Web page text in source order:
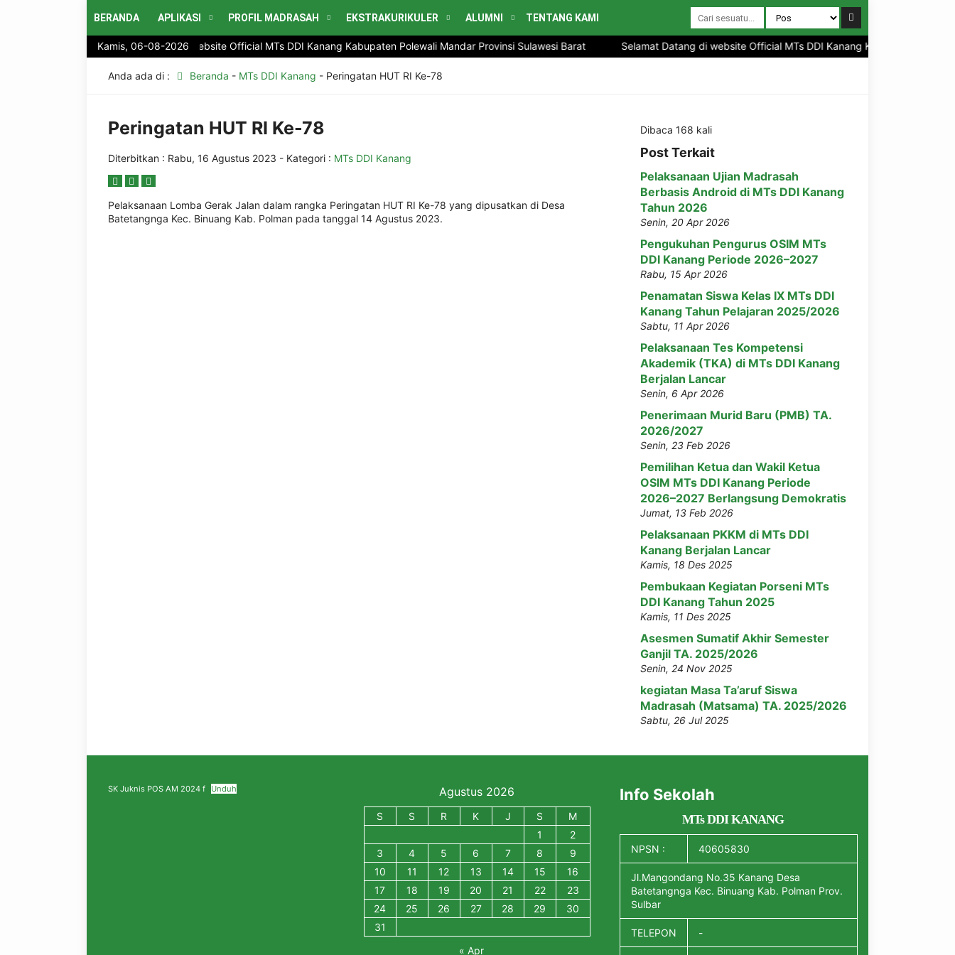
BERANDA APLIKASI PROFIL MADRASAH EKSTRAKURIKULER ALUMNI TENTANG KAMI
Kamis, 06-08-2026
Selamat Datang di website Official MTs DDI Kanang Kabupaten Polewali Mandar Provinsi Sulawesi Barat Selamat Datang di website Official MTs DDI Kanang Kabupaten Polewali
Anda ada di : Beranda - MTs DDI Kanang - Peringatan HUT RI Ke-78
Peringatan HUT RI Ke-78
Diterbitkan : Rabu, 16 Agustus 2023 - Kategori : MTs DDI Kanang
Pelaksanaan Lomba Gerak Jalan dalam rangka Peringatan HUT RI Ke-78 yang dipusatkan di Desa
Batetangnga Kec. Binuang Kab. Polman pada tanggal 14 Agustus 2023.
Dibaca 168 kali
Post Terkait
Pelaksanaan Ujian Madrasah
Berbasis Android di MTs DDI Kanang
Tahun 2026
Senin, 20 Apr 2026
Pengukuhan Pengurus OSIM MTs
DDI Kanang Periode 2026–2027
Rabu, 15 Apr 2026
Penamatan Siswa Kelas IX MTs DDI
Kanang Tahun Pelajaran 2025/2026
Sabtu, 11 Apr 2026
Pelaksanaan Tes Kompetensi
Akademik (TKA) di MTs DDI Kanang
Berjalan Lancar
Senin, 6 Apr 2026
Penerimaan Murid Baru (PMB) TA.
2026/2027
Senin, 23 Feb 2026
Pemilihan Ketua dan Wakil Ketua
OSIM MTs DDI Kanang Periode
2026–2027 Berlangsung Demokratis
Jumat, 13 Feb 2026
Pelaksanaan PKKM di MTs DDI
Kanang Berjalan Lancar
Kamis, 18 Des 2025
Pembukaan Kegiatan Porseni MTs
DDI Kanang Tahun 2025
Kamis, 11 Des 2025
Asesmen Sumatif Akhir Semester
Ganjil TA. 2025/2026
Senin, 24 Nov 2025
kegiatan Masa Ta’aruf Siswa
Madrasah (Matsama) TA. 2025/2026
Sabtu, 26 Jul 2025
SK Juknis POS AM 2024 f Unduh Agustus 2026
S S R K J S
M
1
2
3
4 5 6 7 8
9
10
11 12 13 14 15
16
17
18 19 20 21 22
23
24
25 26 27 28 29
30
31
« Apr
Info Sekolah
MTs DDI KANANG
NPSN : 40605830
Jl.Mangondang No.35 Kanang Desa
Batetangnga Kec. Binuang Kab. Polman Prov.
Sulbar
TELEPON -